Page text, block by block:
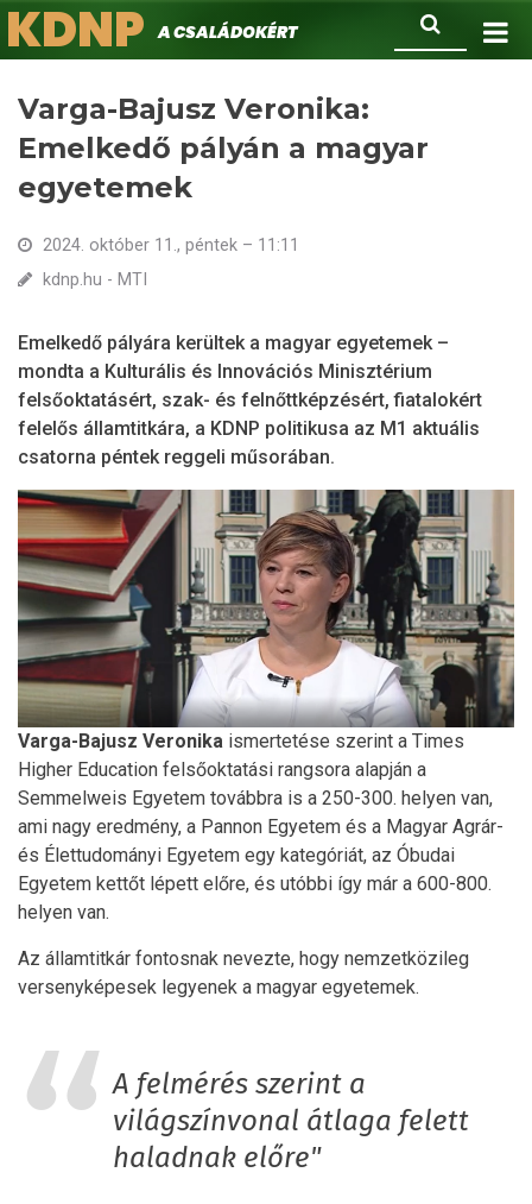
Ugrás
a
Keresés
KDNPA családokért.
Varga-Bajusz Veronika:
Emelkedő pályán a magyar
egyetemek
2024. október 11., péntek – 11:11
kdnp.hu - MTI
Emelkedő pályára kerültek a magyar egyetemek –
mondta a Kulturális és Innovációs Minisztérium
felsőoktatásért, szak- és felnőttképzésért, fiatalokért
felelős államtitkára, a KDNP politikusa az M1 aktuális
csatorna péntek reggeli műsorában.
Varga-Bajusz Veronika ismertetése szerint a Times
Higher Education felsőoktatási rangsora alapján a
Semmelweis Egyetem továbbra is a 250-300. helyen van,
ami nagy eredmény, a Pannon Egyetem és a Magyar Agrár-
és Élettudományi Egyetem egy kategóriát, az Óbudai
Egyetem kettőt lépett előre, és utóbbi így már a 600-800.
helyen van.
Az államtitkár fontosnak nevezte, hogy nemzetközileg
versenyképesek legyenek a magyar egyetemek.
A felmérés szerint a
világszínvonal átlaga felett
haladnak előre"